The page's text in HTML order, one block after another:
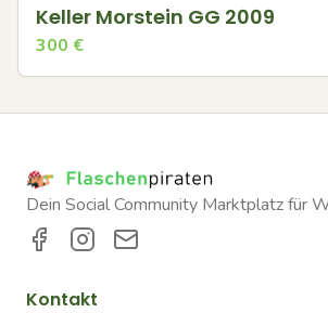
Keller Morstein GG 2009
300 €
Dein Social Community Marktplatz für
Kontakt